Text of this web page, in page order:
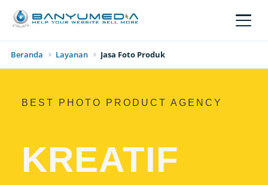
Beranda Layanan Jasa Foto Produk
BEST PHOTO PRODUCT AGENCY
KREATIF